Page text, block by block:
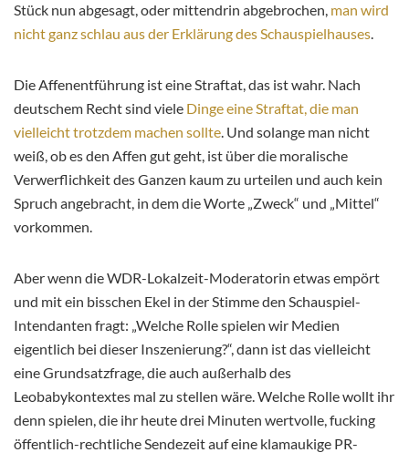
Stück nun abgesagt, oder mittendrin abgebrochen, man wird
nicht ganz schlau aus der Erklärung des Schauspielhauses.
Die Affenentführung ist eine Straftat, das ist wahr. Nach
deutschem Recht sind viele Dinge eine Straftat, die man
vielleicht trotzdem machen sollte. Und solange man nicht
weiß, ob es den Affen gut geht, ist über die moralische
Verwerflichkeit des Ganzen kaum zu urteilen und auch kein
Spruch angebracht, in dem die Worte „Zweck“ und „Mittel“
vorkommen.
Aber wenn die WDR-Lokalzeit-Moderatorin etwas empört
und mit ein bisschen Ekel in der Stimme den Schauspiel-
Intendanten fragt: „Welche Rolle spielen wir Medien
eigentlich bei dieser Inszenierung?“, dann ist das vielleicht
eine Grundsatzfrage, die auch außerhalb des
Leobabykontextes mal zu stellen wäre. Welche Rolle wollt ihr
denn spielen, die ihr heute drei Minuten wertvolle, fucking
öffentlich-rechtliche Sendezeit auf eine klamaukige PR-